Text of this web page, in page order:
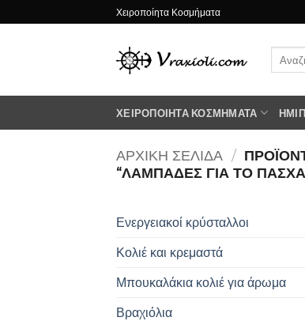
στο
Χειροποίητα Κοσμήματα
ΧΕΙΡΟΠΟΊΗΤΑ ΚΟΣΜΉΜΑΤΑ
ΑΡΧΙΚΉ ΣΕΛΊΔΑ /
“ΛΑΜΠΆΔΕΣ ΓΙΑ ΤΟ ΠΆΣΧΑ
Ενεργειακοί κρύσταλλοι
Κολιέ και κρεμαστά
Μπουκαλάκια κολιέ για άρωμα
Βραχιόλια